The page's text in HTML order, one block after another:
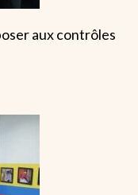
aux contrôles